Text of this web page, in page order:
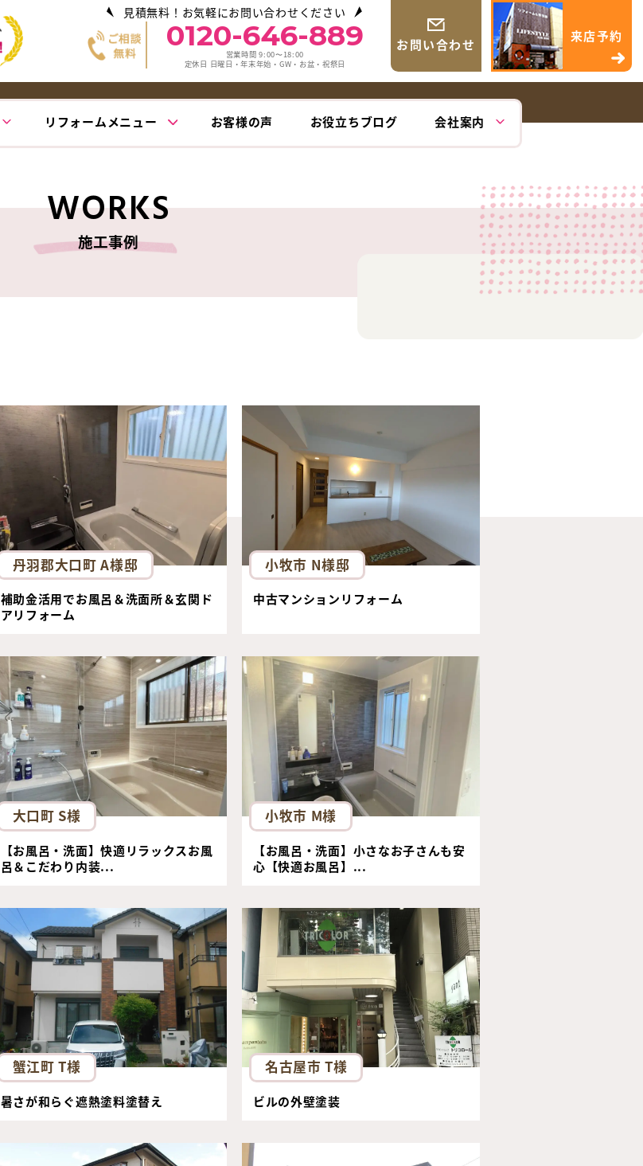
見積無料！お気軽にお問い合わせください
0120-646-889
営業時間 9:00〜18:00
定休日 日曜日・年末年始・GW・お盆・祝祭日
お問い合わせ
来店予約
リフォームメニュー お客様の声 お役立ちブログ 会社案内
WORKS
施工事例
丹羽郡大口町 A様邸
補助金活用でお風呂＆洗面所＆玄関ド
アリフォーム
小牧市 N様邸
中古マンションリフォーム
大口町 S様
【お風呂・洗面】快適リラックスお風
呂＆こだわり内装...
小牧市 M様
【お風呂・洗面】小さなお子さんも安
心【快適お風呂】...
蟹江町 T様
暑さが和らぐ遮熱塗料塗替え
名古屋市 T様
ビルの外壁塗装